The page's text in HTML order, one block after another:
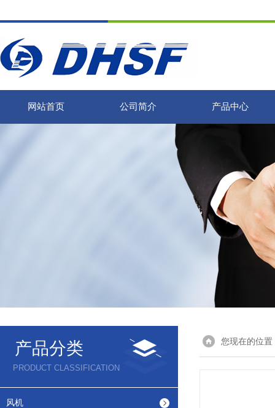
网站首页 公司简介 产品中心
产品分类
PRODUCT CLASSIFICATION
风机
您现在的位置